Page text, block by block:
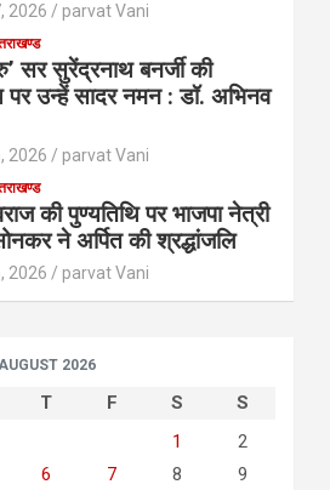
2026 parvat Vani
सर सुरेंद्रनाथ बनर्जी की
पर उन्हें सादर नमन : डॉ. अभिनव
2026 parvat Vani
की पुण्यतिथि पर भाजपा नेत्री
ने अर्पित की श्रद्धांजलि
2026 parvat Vani
2026
T F S
S
1
2
6 7 8
9